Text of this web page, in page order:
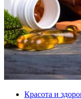
Красота и